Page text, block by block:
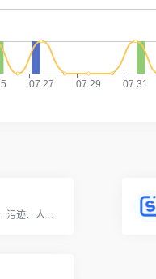
智能移除图片中的物体、文本、污迹、人物或任何不想要的东西